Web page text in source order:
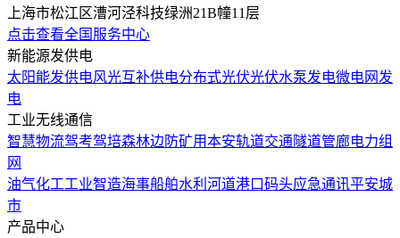
上海市松江区漕河泾科技绿洲21B幢11层
点击查看全国服务中心
新能源发供电
太阳能发供电风光互补供电分布式光伏光伏水泵发电微电网发
电
工业无线通信
智慧物流驾考驾培森林边防矿用本安轨道交通隧道管廊电力组
网
油气化工工业智造海事船舶水利河道港口码头应急通讯平安城
市
产品中心